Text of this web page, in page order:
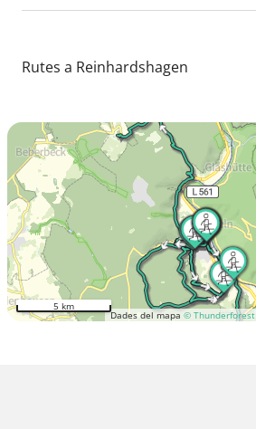
Rutes a Reinhardshagen
Dades del mapa © Thunderforest
5 km